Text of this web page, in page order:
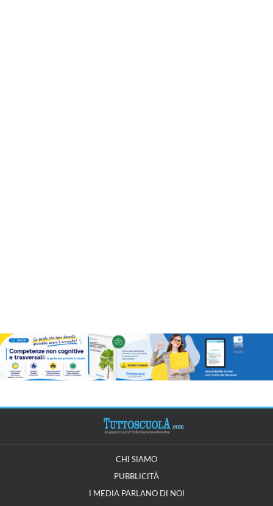
CHI SIAMO
PUBBLICITÀ
I MEDIA PARLANO DI NOI